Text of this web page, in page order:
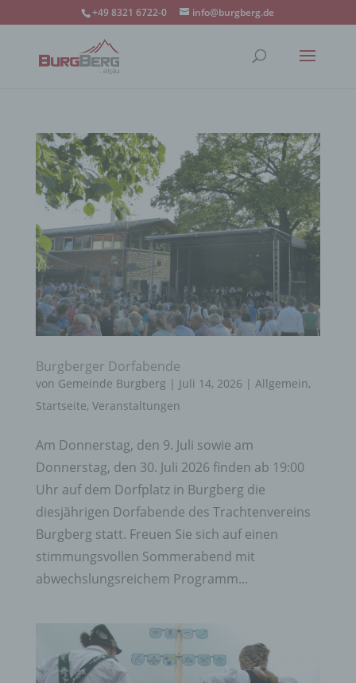
+49 8321 6722-0 info@burgberg.de
Burgberger Dorfabende
von Gemeinde Burgberg | Juli 14, 2026 | Allgemein,
Startseite, Veranstaltungen
Am Donnerstag, den 9. Juli sowie am
Donnerstag, den 30. Juli 2026 finden ab 19:00
Uhr auf dem Dorfplatz in Burgberg die
diesjährigen Dorfabende des Trachtenvereins
Burgberg statt. Freuen Sie sich auf einen
stimmungsvollen Sommerabend mit
abwechslungsreichem Programm...